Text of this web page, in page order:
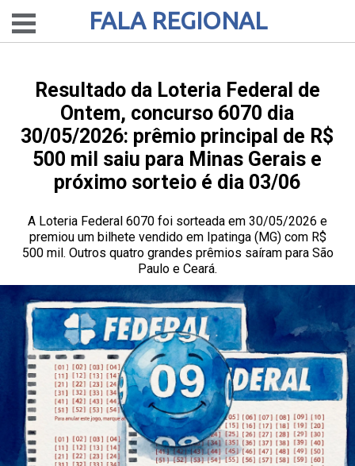
FALA REGIONAL
Resultado da Loteria Federal de
Ontem, concurso 6070 dia
30/05/2026: prêmio principal de R$
500 mil saiu para Minas Gerais e
próximo sorteio é dia 03/06
A Loteria Federal 6070 foi sorteada em 30/05/2026 e
premiou um bilhete vendido em Ipatinga (MG) com R$
500 mil. Outros quatro grandes prêmios saíram para São
Paulo e Ceará.